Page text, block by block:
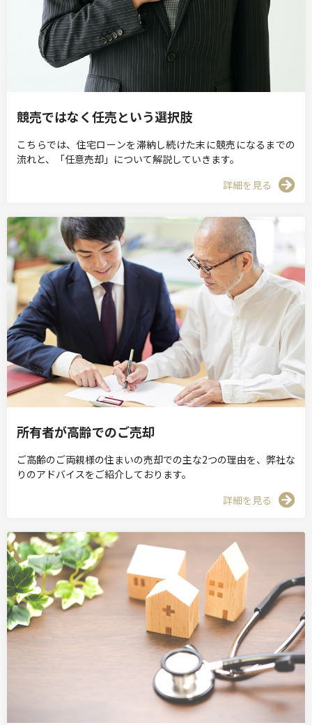
競売ではなく任売という選択肢
こちらでは、住宅ローンを滞納し続けた末に競売になるまでの
流れと、「任意売却」について解説していきます。
詳細を見る
所有者が高齢でのご売却
ご高齢のご両親様の住まいの売却での主な2つの理由を、弊社な
りのアドバイスをご紹介しております。
詳細を見る